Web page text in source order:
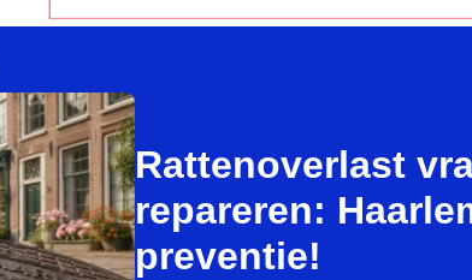
Rattenoverlast
repareren:
preventie!